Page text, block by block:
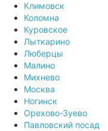
Климовск
Коломна
Куровское
Лыткарино
Люберцы
Малино
Михнево
Москва
Ногинск
Орехово-Зуево
Павловский посад